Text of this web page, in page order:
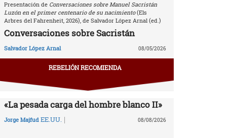
Presentación de Conversaciones sobre Manuel Sacristán
Luzón en el primer centenario de su nacimiento(Els
Arbres del Fahrenheit, 2026), de Salvador López Arnal (ed.)
Conversaciones sobre Sacristán
Salvador López Arnal 08/05/2026
REBELIÓN RECOMIENDA
«La pesada carga del hombre blanco II»
Jorge Majfud EE.UU. | 08/08/2026